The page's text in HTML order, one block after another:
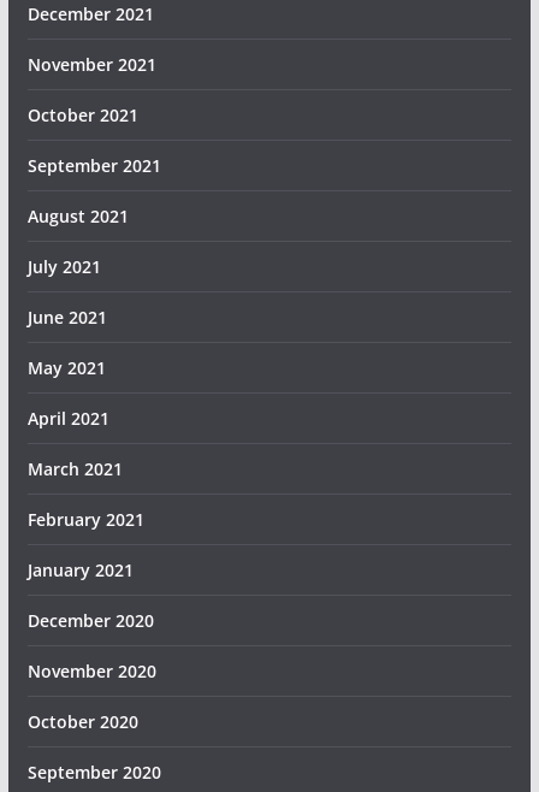
December 2021
November 2021
October 2021
September 2021
August 2021
July 2021
June 2021
May 2021
April 2021
March 2021
February 2021
January 2021
December 2020
November 2020
October 2020
September 2020